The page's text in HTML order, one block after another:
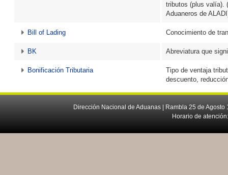
tributos (plus valía).
Aduaneros de
Bill of Lading Conocimiento de
BK Abreviatura que
Bonificación Tributaria
Tipo de ventaja
descuento,
Dirección Nacional de Aduanas | Rambla 25 de
Horario de